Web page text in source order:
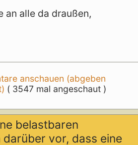
an alle da draußen,
anschauen (abgeben
( 3547 mal angeschaut )
belastbaren
vor, dass eine